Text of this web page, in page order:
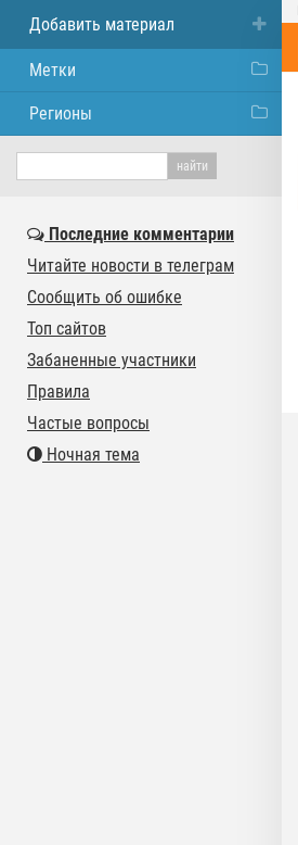
Добавить материал
Метки
Регионы
Последние комментарии
Читайте новости в телеграм
Сообщить об ошибке
Топ сайтов
Забаненные участники
Правила
Частые вопросы
Ночная тема